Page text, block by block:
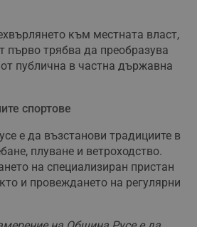
към местната власт,
първо трябва да преобразува
публична в частна държавна
спортове
е да възстанови традициите в
плуване и ветроходство.
на специализиран пристан
и провеждането на регулярни